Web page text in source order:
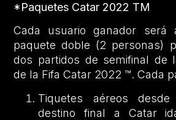
*Paquetes Catar 2022 TM
Cada usuario ganador será
paquete doble (2 personas)
dos partidos de semifinal de
de la Fifa Catar 2022 ™. Cada
Tiquetes aéreos
destino final a Catar